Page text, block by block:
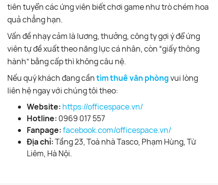
tiên tuyển các ứng viên biết chơi game như trò chém hoa
quả chẳng hạn.
Vấn đề nhạy cảm là lương, thưởng, công ty gợi ý để ứng
viên tự đề xuất theo năng lực cá nhân, còn “giấy thông
hành” bằng cấp thì không câu nệ.
Nếu quý khách đang cầntìm thuê văn phòngvui lòng
liên hệ ngay với chúng tôi theo:
Website: https://officespace.vn/
Hotline: 0969 017 557
Fanpage:facebook.com/officespace.vn/
Địa chỉ:Tầng 23, Toà nhà Tasco, Phạm Hùng, Từ
Liêm, Hà Nội.